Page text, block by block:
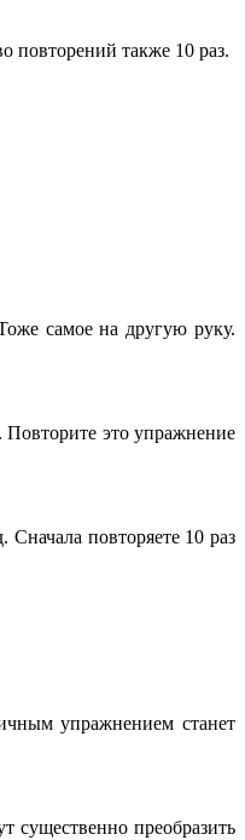
повторений также 10 раз.
самое на другую руку.
Повторите это упражнение
повторяете 10 раз
упражнением станет
преобразить